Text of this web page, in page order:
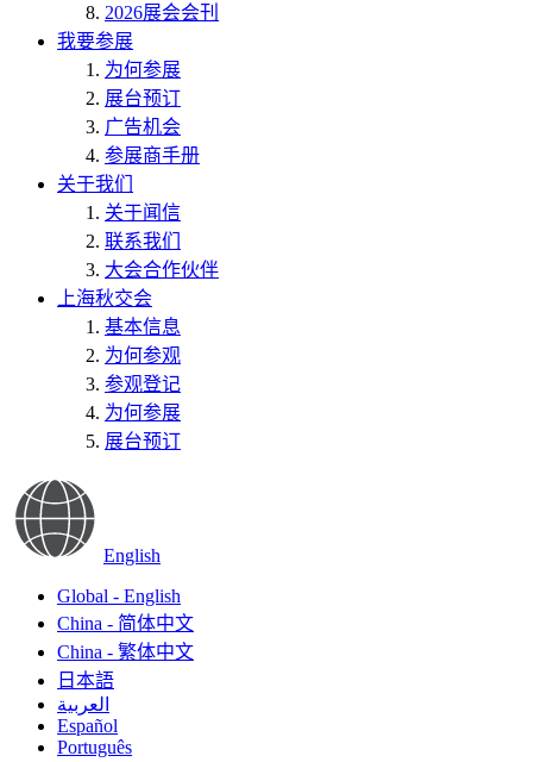
2026展会会刊
我要参展
为何参展
展台预订
广告机会
参展商手册
关于我们
关于闻信
联系我们
大会合作伙伴
上海秋交会
基本信息
为何参观
参观登记
为何参展
展台预订
English
Global - English
China - 简体中文
China - 繁体中文
日本語
العربية
Español
Português